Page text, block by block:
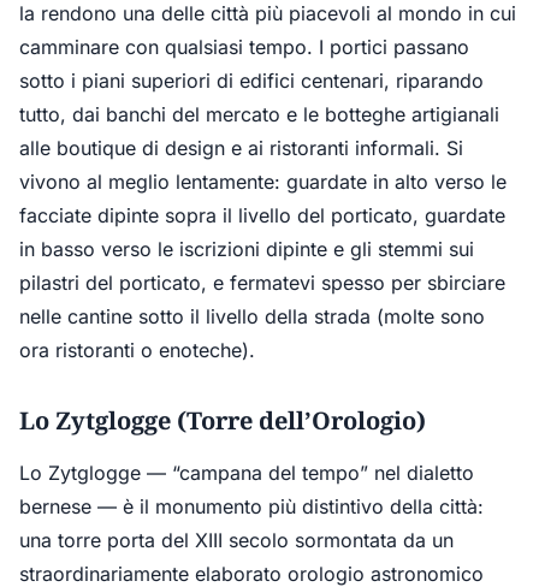
la rendono una delle città più piacevoli al mondo in cui
camminare con qualsiasi tempo. I portici passano
sotto i piani superiori di edifici centenari, riparando
tutto, dai banchi del mercato e le botteghe artigianali
alle boutique di design e ai ristoranti informali. Si
vivono al meglio lentamente: guardate in alto verso le
facciate dipinte sopra il livello del porticato, guardate
in basso verso le iscrizioni dipinte e gli stemmi sui
pilastri del porticato, e fermatevi spesso per sbirciare
nelle cantine sotto il livello della strada (molte sono
ora ristoranti o enoteche).
Lo Zytglogge (Torre dell’Orologio)
Lo Zytglogge — “campana del tempo” nel dialetto
bernese — è il monumento più distintivo della città:
una torre porta del XIII secolo sormontata da un
straordinariamente elaborato orologio astronomico